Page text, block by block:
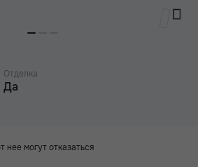
Отделка
Да
нее могут отказаться